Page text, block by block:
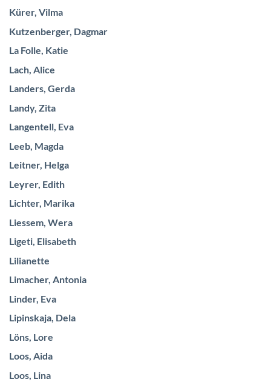
Kürer, Vilma
Kutzenberger, Dagmar
La Folle, Katie
Lach, Alice
Landers, Gerda
Landy, Zita
Langentell, Eva
Leeb, Magda
Leitner, Helga
Leyrer, Edith
Lichter, Marika
Liessem, Wera
Ligeti, Elisabeth
Lilianette
Limacher, Antonia
Linder, Eva
Lipinskaja, Dela
Löns, Lore
Loos, Aida
Loos, Lina